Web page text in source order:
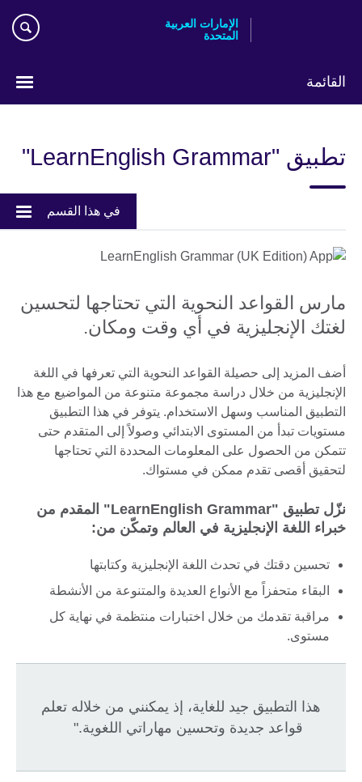
الإمارات العربية
المتحدة
القائمة
تطبيق "LearnEnglish Grammar"
في هذا القسم
مارس القواعد النحوية التي تحتاجها لتحسين
لغتك الإنجليزية في أي وقت ومكان.
أضف المزيد إلى حصيلة القواعد النحوية التي تعرفها في اللغة
الإنجليزية من خلال دراسة مجموعة متنوعة من المواضيع مع هذا
التطبيق المناسب وسهل الاستخدام. يتوفر في هذا التطبيق
مستويات تبدأ من المستوى الابتدائي وصولاً إلى المتقدم حتى
تتمكن من الحصول على المعلومات المحددة التي تحتاجها
لتحقيق أقصى تقدم ممكن في مستواك.
نزّل تطبيق "LearnEnglish Grammar" المقدم من
خبراء اللغة الإنجليزية في العالم وتمكّن من:
تحسين دقتك في تحدث اللغة الإنجليزية وكتابتها
البقاء متحفزاً مع الأنواع العديدة والمتنوعة من الأنشطة
مراقبة تقدمك من خلال اختبارات منتظمة في نهاية كل
مستوى.
هذا التطبيق جيد للغاية، إذ يمكنني من خلاله تعلم
قواعد جديدة وتحسين مهاراتي اللغوية."